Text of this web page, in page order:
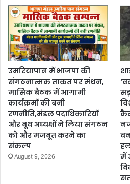
उमरियापान में भाजपा की
संगठनात्मक ताकत पर मंथन,
मासिक बैठक में आगामी
कार्यक्रमों की बनी
रणनीति,मंडल पदाधिकारियों
और बूथ अध्यक्षों ने लिया संगठन
को और मजबूत करने का
संकल्प
August 9, 2026
में